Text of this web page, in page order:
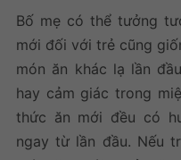
Bố mẹ có thể tưởng
mới đối với trẻ cũng
món ăn khác lạ lần
hay cảm giác trong
thức ăn mới đều có
ngay từ lần đầu. Nếu